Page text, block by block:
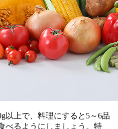
以上で、料理にすると5～6品
べるようにしましょう。特